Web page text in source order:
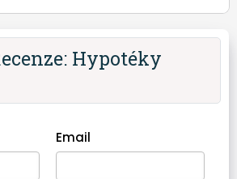
Hypotéky
Email